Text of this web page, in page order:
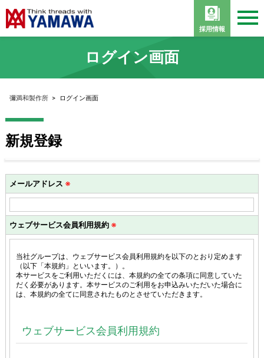
採用情報
ログイン画面
彌満和製作所 > ログイン画面
新規登録
メールアドレス ※
ウェブサービス会員利用規約 ※
当社グループは、ウェブサービス会員利用規約を以下のとおり定めます
（以下「本規約」といいます。）。
本サービスをご利用いただくには、本規約の全ての条項に同意していた
だく必要があります。本サービスのご利用をお申込みいただいた場合に
は、本規約の全てに同意されたものとさせていただきます。
ウェブサービス会員利用規約